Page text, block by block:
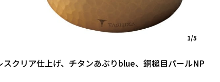
クリア仕上げ、チタンあぶりblue、銅槌目パールNP
1/5